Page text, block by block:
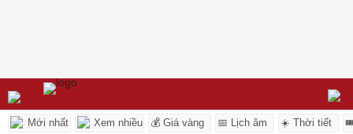
Mới nhất Xem nhiều 💰 Giá vàng 📅 Lịch âm ☀️ Thời tiết